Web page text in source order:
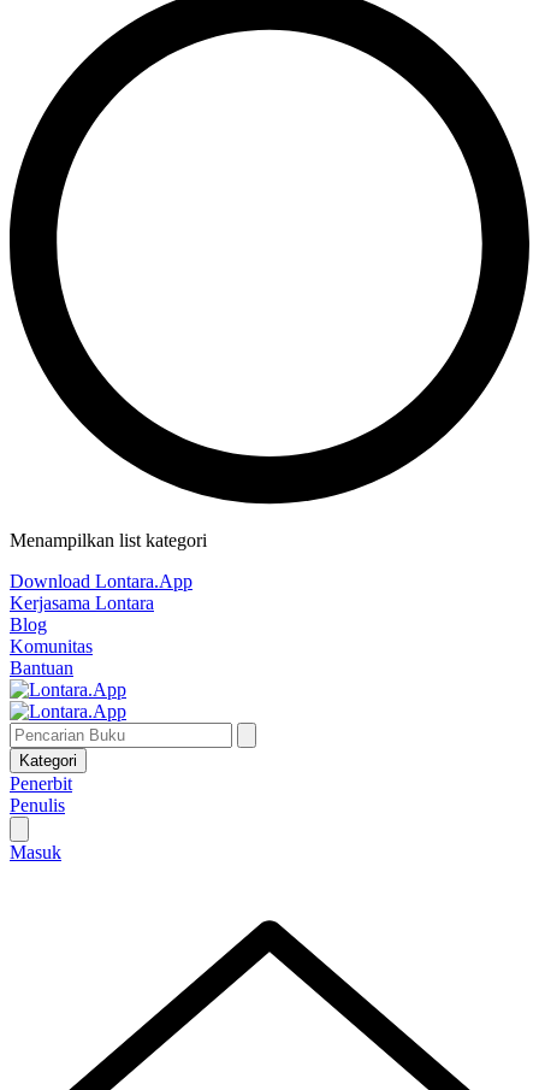
Menampilkan list kategori
Download Lontara.App
Kerjasama Lontara
Blog
Komunitas
Bantuan
Kategori
Penerbit
Penulis
Masuk